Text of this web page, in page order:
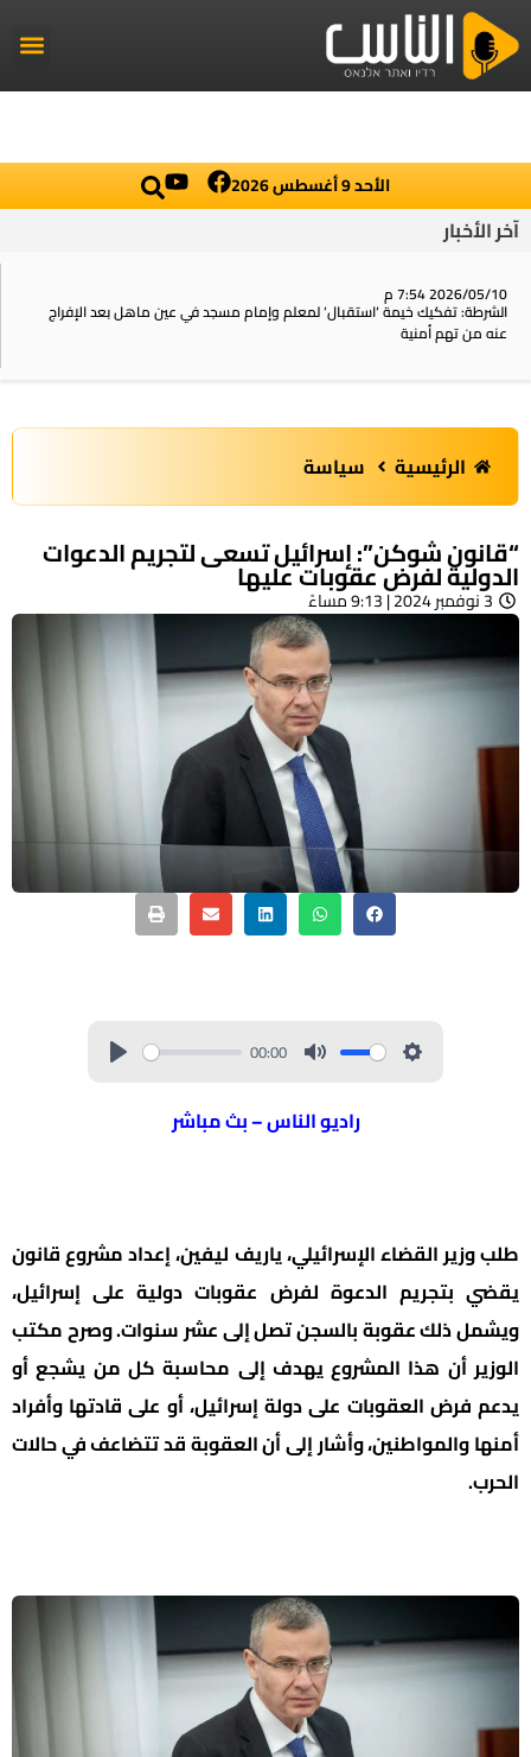
الأحد 9 أغسطس 2026
آخر الأخبار
2026/05/10 7:54 م
الشرطة: تفكيك خيمة ‘استقبال‘ لمعلم وإمام مسجد في عين ماهل بعد الإفراج
عنه من تهم أمنية
الرئيسية سياسة
“قانون شوكن”: إسرائيل تسعى لتجريم الدعوات
الدولية لفرض عقوبات عليها
3 نوفمبر 2024 | 9:13 مساءً
00:00
راديو الناس – بث مباشر
طلب وزير القضاء الإسرائيلي، ياريف ليفين، إعداد مشروع قانون
يقضي بتجريم الدعوة لفرض عقوبات دولية على إسرائيل،
ويشمل ذلك عقوبة بالسجن تصل إلى عشر سنوات. وصرح مكتب
الوزير أن هذا المشروع يهدف إلى محاسبة كل من يشجع أو
يدعم فرض العقوبات على دولة إسرائيل، أو على قادتها وأفراد
أمنها والمواطنين، وأشار إلى أن العقوبة قد تتضاعف في حالات
الحرب.